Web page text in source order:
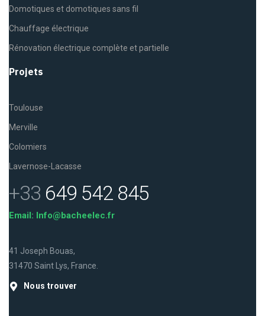
Domotiques et domotiques sans fil
Chauffage électrique
Rénovation électrique complète et partielle
Projets
Toulouse
Merville
Colomiers
Lavernose-Lacasse
+33 649 542 845
Email: Info@bacheelec.fr
41 Joseph Bouas,
31470 Saint Lys, France.
Nous trouver